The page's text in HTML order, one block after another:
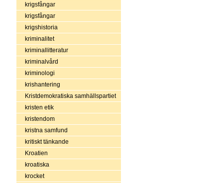
krigsfångar
krigsfångar
krigshistoria
kriminalitet
kriminallitteratur
kriminalvård
kriminologi
krishantering
Kristdemokratiska samhällspartiet
kristen etik
kristendom
kristna samfund
kritiskt tänkande
Kroatien
kroatiska
krocket